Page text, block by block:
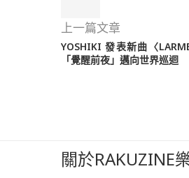
上一篇文章
YOSHIKI 發表新曲〈
「覺醒前夜」邁向世界巡迴
關於RAKUZINE